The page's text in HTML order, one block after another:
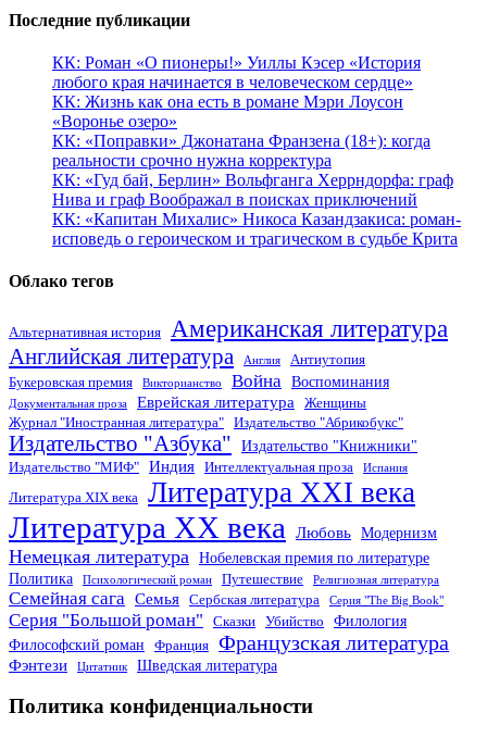
Последние публикации
КК: Роман «О пионеры!» Уиллы Кэсер «История
любого края начинается в человеческом сердце»
КК: Жизнь как она есть в романе Мэри Лоусон
«Воронье озеро»
КК: «Поправки» Джонатана Франзена (18+): когда
реальности срочно нужна корректура
КК: «Гуд бай, Берлин» Вольфганга Херрндорфа: граф
Нива и граф Воображал в поисках приключений
КК: «Капитан Михалис» Никоса Казандзакиса: роман-
исповедь о героическом и трагическом в судьбе Крита
Облако тегов
Альтернативная история Американская литература
Английская литература Англия
Антиутопия
Букеровская премия
Викторианство Война Воспоминания
Документальная проза Еврейская литература
Женщины
Журнал "Иностранная литература"
Издательство "Абрикобукс"
Издательство "Азбука" Издательство "Книжники"
Издательство "МИФ" Индия Интеллектуальная проза Испания
Литература XIX века Литература XXI века
Литература XX века Любовь Модернизм
Немецкая литература
Нобелевская премия по литературе
Политика
Психологический роман Путешествие Религиозная литература
Семейная сага Семья Сербская литература Серия "The Big Book"
Серия "Большой роман" Сказки Убийство
Филология
Философский роман
Франция Французская литература
Фэнтези Цитатник Шведская литература
Политика конфиденциальности